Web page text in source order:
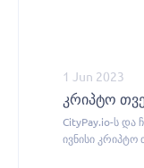
კრიპტო
CityPay.io-ს
ივნისი კრიპტო
1 Jun 2023